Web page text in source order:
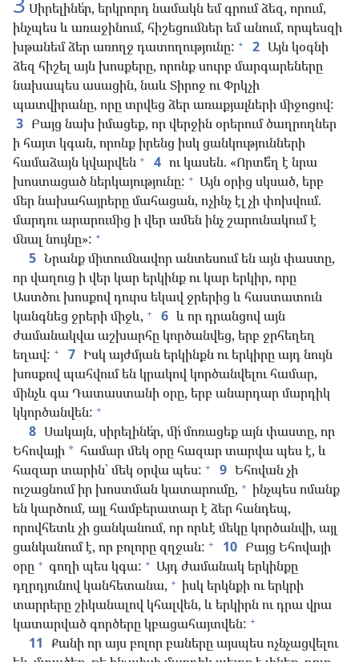
Սիրելինե՛ր, երկրորդ նամակն եմ գրում ձեզ, որում,
ինչպես և առաջինում, հիշեցումներ եմ անում, որպեսզի
խթանեմ ձեր առողջ դատողությունը: + 2 Այն կօգնի
ձեզ հիշել այն խոսքերը, որոնք սուրբ մարգարեները
նախապես ասացին, նաև Տիրոջ ու Փրկչի
պատվիրանը, որը տրվեց ձեր առաքյալների միջոցով:
3 Բայց նախ իմացեք, որ վերջին օրերում ծաղրողներ
ի հայտ կգան, որոնք իրենց իսկ ցանկությունների
համաձայն կվարվեն + 4 ու կասեն. «Որտե՞ղ է նրա
խոստացած ներկայությունը: + Այն օրից սկսած, երբ
մեր նախահայրերը մահացան, ոչինչ էլ չի փոխվում.
մարդու արարումից ի վեր ամեն ինչ շարունակում է
մնալ նույնը»: +
5 Նրանք միտումնավոր անտեսում են այն փաստը,
որ վաղուց ի վեր կար երկինք ու կար երկիր, որը
Աստծու խոսքով դուրս եկավ ջրերից և հաստատուն
կանգնեց ջրերի միջև, + 6 և որ դրանցով այն
ժամանակվա աշխարհը կործանվեց, երբ ջրհեղեղ
եղավ: + 7 Իսկ այժմյան երկինքն ու երկիրը այդ նույն
խոսքով պահվում են կրակով կործանվելու համար,
մինչև գա Դատաստանի օրը, երբ անարդար մարդիկ
կկործանվեն: +
8 Սակայն, սիրելինե՛ր, մի՛ մոռացեք այն փաստը, որ
Եհովայի * համար մեկ օրը հազար տարվա պես է, և
հազար տարին՝ մեկ օրվա պես: + 9 Եհովան չի
ուշացնում իր խոստման կատարումը, + ինչպես ոմանք
են կարծում, այլ համբերատար է ձեր հանդեպ,
որովհետև չի ցանկանում, որ որևէ մեկը կործանվի, այլ
ցանկանում է, որ բոլորը զղջան: + 10 Բայց Եհովայի
օրը + գողի պես կգա: + Այդ ժամանակ երկինքը
դղրդյունով կանհետանա, + իսկ երկնքի ու երկրի
տարրերը շիկանալով կհալվեն, և երկիրն ու դրա վրա
կատարված գործերը կբացահայտվեն: +
11 Քանի որ այս բոլոր բաները այսպես ոչնչացվելու